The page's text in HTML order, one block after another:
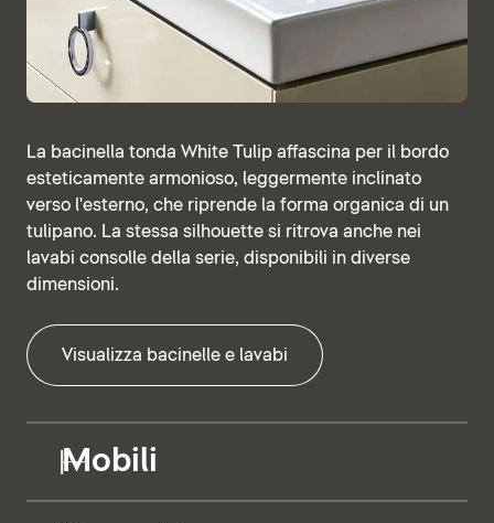
La bacinella tonda White Tulip affascina per il bordo
esteticamente armonioso, leggermente inclinato
verso l'esterno, che riprende la forma organica di un
tulipano. La stessa silhouette si ritrova anche nei
lavabi consolle della serie, disponibili in diverse
dimensioni.
Visualizza bacinelle e lavabi
Mobili